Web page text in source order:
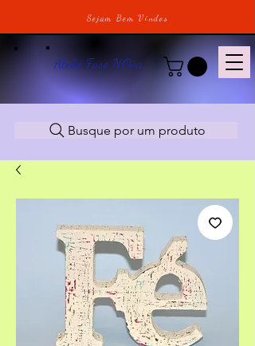
Sejam Bem Vindos
Ateliê Fase NOva
Busque por um produto